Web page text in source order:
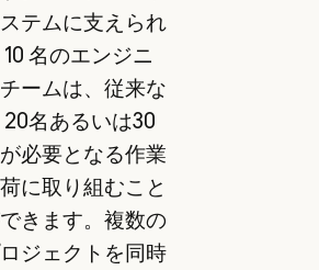
テムに支えられ
10 名のエンジニ
ームは、従来な
20名あるいは30
必要となる作業
に取り組むこと
きます。複数の
ジェクトを同時